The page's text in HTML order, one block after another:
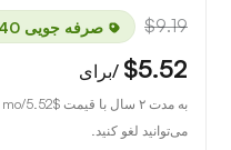
$9.19 صرفه جویی 40%
$5.52 /برای
به مدت ۲ سال با قیمت $5.52
می‌توانید لغو کنید.